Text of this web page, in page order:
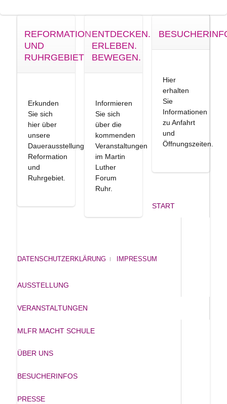
REFORMATION
UND
RUHRGEBIET
Erkunden
Sie sich
hier über
unsere
Dauerausstellung
Reformation
und
Ruhrgebiet.
ENTDECKEN.
ERLEBEN.
BEWEGEN.
Informieren
Sie sich
über die
kommenden
Veranstaltungen
im Martin
Luther
Forum
Ruhr.
Hier
erhalten
Sie
Informationen
zu Anfahrt
und
Öffnungszeiten.
DATENSCHUTZERKLÄRUNG IMPRESSUM
START
AUSSTELLUNG
VERANSTALTUNGEN
MLFR MACHT SCHULE
ÜBER UNS
BESUCHERINFOS
PRESSE